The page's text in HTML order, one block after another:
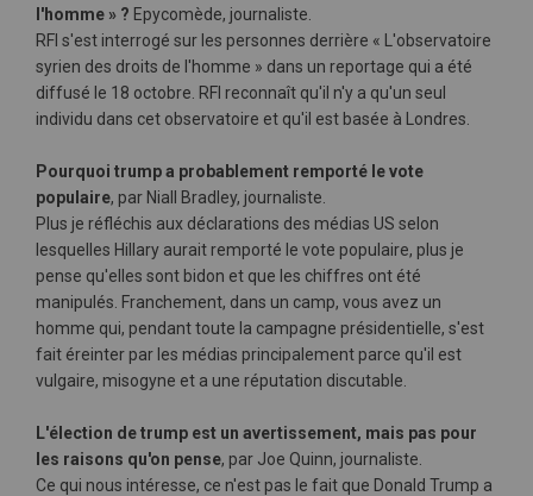
l'homme » ? Epycomède, journaliste.
RFI s'est interrogé sur les personnes derrière « L'observatoire
syrien des droits de l'homme » dans un reportage qui a été
diffusé le 18 octobre. RFI reconnaît qu'il n'y a qu'un seul
individu dans cet observatoire et qu'il est basée à Londres.
Pourquoi trump a probablement remporté le vote
populaire, par Niall Bradley, journaliste.
Plus je réfléchis aux déclarations des médias US selon
lesquelles Hillary aurait remporté le vote populaire, plus je
pense qu'elles sont bidon et que les chiffres ont été
manipulés. Franchement, dans un camp, vous avez un
homme qui, pendant toute la campagne présidentielle, s'est
fait éreinter par les médias principalement parce qu'il est
vulgaire, misogyne et a une réputation discutable.
L'élection de trump est un avertissement, mais pas pour
les raisons qu'on pense, par Joe Quinn, journaliste.
Ce qui nous intéresse, ce n'est pas le fait que Donald Trump a